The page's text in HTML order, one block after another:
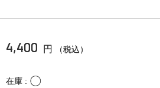
4,400 円 （税込）
在庫 〇